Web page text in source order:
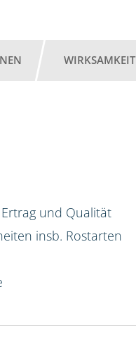
WIRKSAMKEIT
und Qualität
insb. Rostarten